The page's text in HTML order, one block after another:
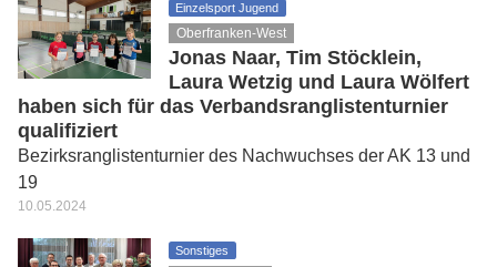
Einzelsport Jugend
Oberfranken-West
Jonas Naar, Tim Stöcklein,
Laura Wetzig und Laura Wölfert
haben sich für das Verbandsranglistenturnier
qualifiziert
Bezirksranglistenturnier des Nachwuchses der AK 13 und
19
10.05.2024
Sonstiges